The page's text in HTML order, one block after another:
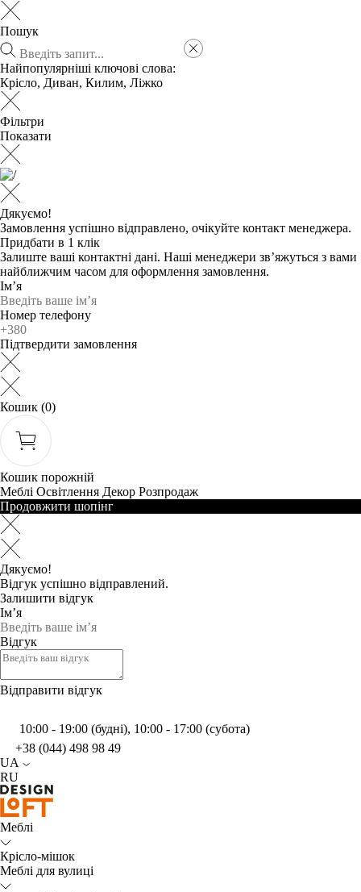
Пошук
Найпопулярніші ключові слова:
Крісло, Диван, Килим, Ліжко
Фільтри
Показати
Дякуємо!
Замовлення успішно відправлено, очікуйте контакт менеджера.
Придбати в 1 клік
Залиште ваші контактні дані. Наші менеджери зв’яжуться з вами
найближчим часом для оформлення замовлення.
Ім’я
Номер телефону
Підтвердити замовлення
Кошик (0)
Кошик порожній
Меблі Освітлення Декор Розпродаж
Продовжити шопінг
Дякуємо!
Відгук успішно відправлений.
Залишити відгук
Ім’я
Відгук
Відправити відгук
10:00 - 19:00 (будні), 10:00 - 17:00 (субота)
+38 (044) 498 98 49
UA
RU
Меблі
Крісло-мішок
Меблі для вулиці